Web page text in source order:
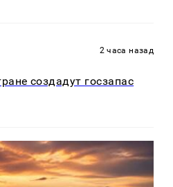
2 часа назад
создадут госзапас